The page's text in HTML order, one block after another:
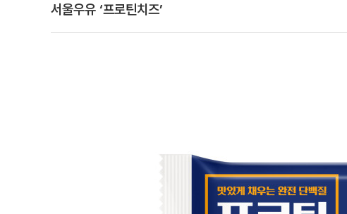
서울우유 ‘프로틴치즈’